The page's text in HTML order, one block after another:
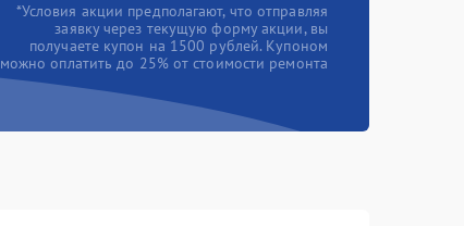
*Условия акции предполагают, что отправляя
заявку через текущую форму акции, вы
получаете купон на 1500 рублей. Купоном
можно оплатить до 25% от стоимости ремонта